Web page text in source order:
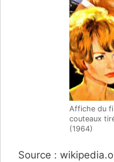
Affiche du
couteaux
(1964)
Source :